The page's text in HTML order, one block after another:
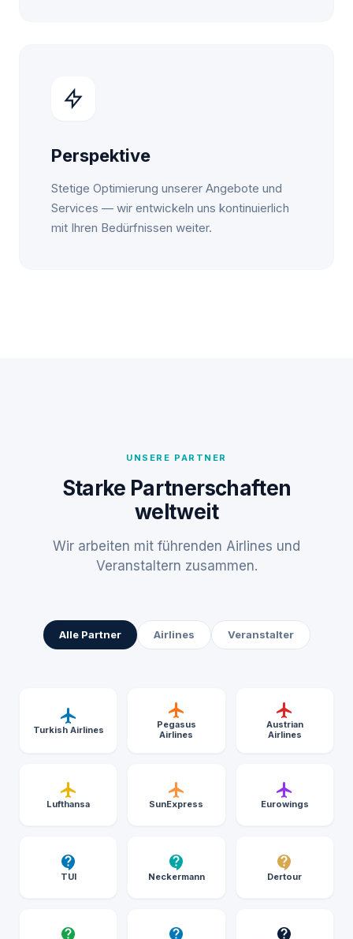
Perspektive
Stetige Optimierung unserer Angebote und
Services — wir entwickeln uns kontinuierlich
mit Ihren Bedürfnissen weiter.
UNSERE PARTNER
Starke Partnerschaften
weltweit
Wir arbeiten mit führenden Airlines und
Veranstaltern zusammen.
Alle Partner Airlines Veranstalter
Turkish Airlines
Pegasus
Airlines
Austrian
Airlines
Lufthansa SunExpress Eurowings
TUI Neckermann Dertour